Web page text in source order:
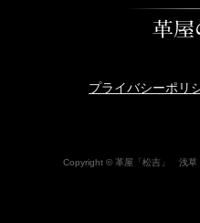
プライバシーポリ
Copyright © 革屋「松吉」 浅草